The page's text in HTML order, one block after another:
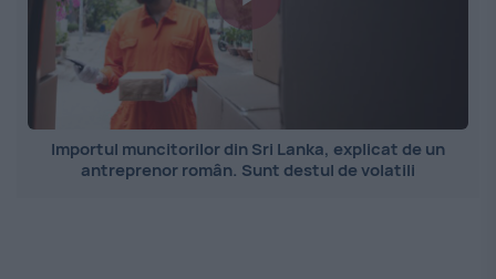
Importul muncitorilor din Sri Lanka, explicat de un
antreprenor român. Sunt destul de volatili